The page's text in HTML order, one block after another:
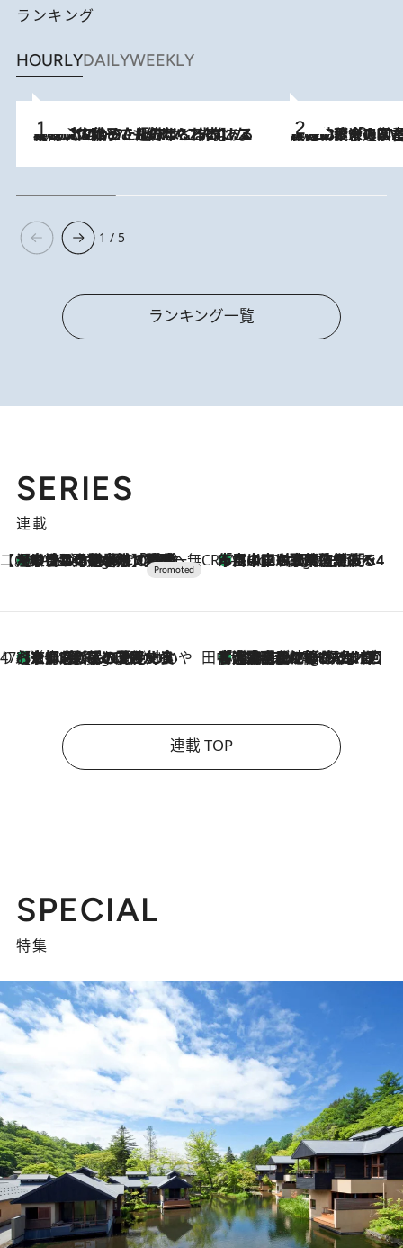
ランキング
HOURLYDAILYWEEKLY
2026.8.5
【阿川佐和子さんの年とる力】なぜ70代で始めた趣味は“こんなに楽しい”のか？ ピアノ、俳句…スランプに陥っても続けられる“ある秘訣”とは 2026.8.3
慶應幼稚舎の図書室からテレビの世界に飛び込んだ阿川佐和子（72）
1 / 5
ランキング一覧
SERIES
連載
【CREA×星野リゾート】唯一無二。癒しと発見が待つ場所へ
3 Hours Ago
【トンボの足水浴】ヒノキの香りに包まれて涼感マックス！約13℃の湧水かけ流しを避暑地「星野温泉 トンボの湯」で体験 CREA'S CHOICE
5 Hours Ago
「立川にも歌舞伎があるんだよ」 片岡仁左衛門・市川中車ら豪華座組みで4年目の立川立飛歌舞伎へ
47都道府県の手みやげ ひんやりスイーツで夏を満喫
5 Hours Ago
【京都府】この夏絶対食べたい 冷やしておいしいおやつ3選 ひと口目から心を掴む新緑のテリーヌ 田中稲の勝手に再ブーム
10 Hours Ago
「湘南乃風に憧れて」観客大盛上がりの“タオル回し”に、ラッパー顔負けの高速歌唱まで…さだまさし（74）のアグレッシブすぎる現在地
連載 TOP
SPECIAL
特集